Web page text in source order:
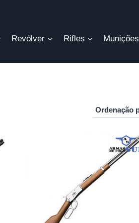
Revólver Rifles Munições